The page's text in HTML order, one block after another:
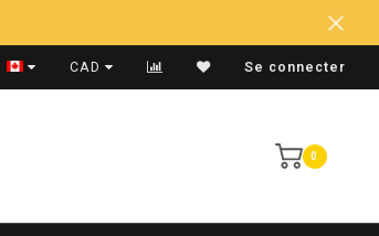
Expédition Rapide
CAD Se connecter
0